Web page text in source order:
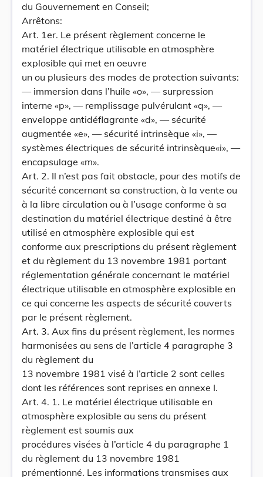
du Gouvernement en Conseil;
Arrêtons:
Art. 1er. Le présent règlement concerne le
matériel électrique utilisable en atmosphère
explosible qui met en oeuvre
un ou plusieurs des modes de protection suivants:
— immersion dans l’huile «o», — surpression
interne «p», — remplissage pulvérulant «q», —
enveloppe antidéflagrante «d», — sécurité
augmentée «e», — sécurité intrinsèque «i», —
systèmes électriques de sécurité intrinsèque«i», —
encapsulage «m».
Art. 2. Il n’est pas fait obstacle, pour des motifs de
sécurité concernant sa construction, à la vente ou
à la libre circulation ou à l’usage conforme à sa
destination du matériel électrique destiné à être
utilisé en atmosphère explosible qui est
conforme aux prescriptions du présent règlement
et du règlement du 13 novembre 1981 portant
réglementation générale concernant le matériel
électrique utilisable en atmosphère explosible en
ce qui concerne les aspects de sécurité couverts
par le présent règlement.
Art. 3. Aux fins du présent règlement, les normes
harmonisées au sens de l’article 4 paragraphe 3
du règlement du
13 novembre 1981 visé à l’article 2 sont celles
dont les références sont reprises en annexe I.
Art. 4. 1. Le matériel électrique utilisable en
atmosphère explosible au sens du présent
règlement est soumis aux
procédures visées à l’article 4 du paragraphe 1
du règlement du 13 novembre 1981
prémentionné. Les informations transmises aux